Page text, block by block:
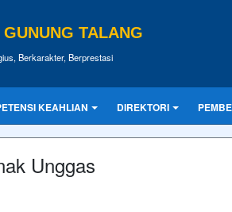
TALANG
Berkarakter, Berprestasi
KEAHLIAN DIREKTORI
Unggas